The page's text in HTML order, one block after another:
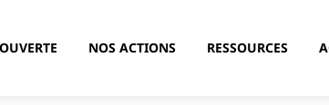
NOS ACTIONS RESSOURCES